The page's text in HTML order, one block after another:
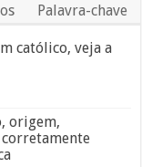
Palavra-chave
católico, veja a
origem,
corretamente